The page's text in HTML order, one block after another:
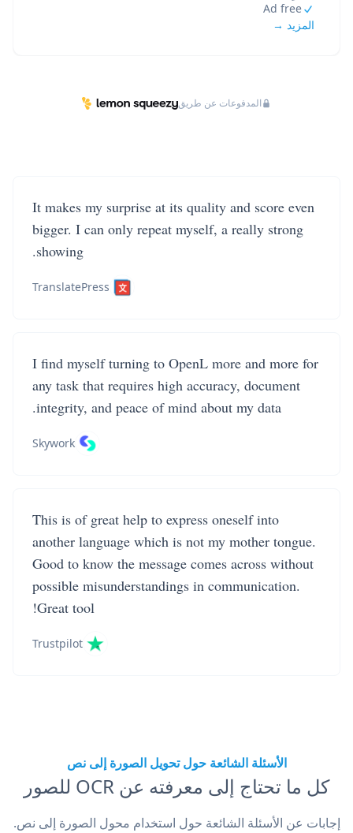
Ad free
المزيد →
المدفوعات عن طريق
It makes my surprise at its quality and score even
bigger. I can only repeat myself, a really strong
showing.
TranslatePress
I find myself turning to OpenL more and more for
any task that requires high accuracy, document
integrity, and peace of mind about my data.
Skywork
This is of great help to express oneself into
another language which is not my mother tongue.
Good to know the message comes across without
possible misunderstandings in communication.
Great tool!
Trustpilot
الأسئلة الشائعة حول تحويل الصورة إلى نص
كل ما تحتاج إلى معرفته عن OCR للصور
إجابات عن الأسئلة الشائعة حول استخدام محول الصورة إلى نص.